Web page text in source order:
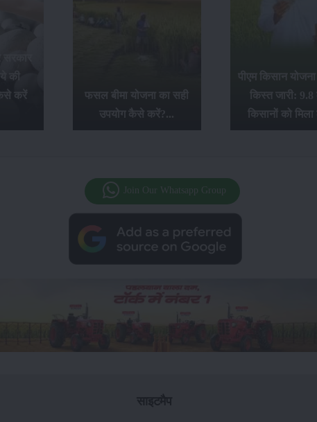
की
करें
फसल बीमा योजना का सही
उपयोग कैसे करें?...
पीएम किसान योजना
किस्त जारी:
किसानों को
Join Our Whatsapp Group